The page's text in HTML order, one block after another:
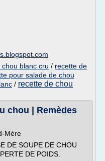
blanc cru / recette de
pour salade de chou
/ recette de chou
chou | Remèdes
Mère
DE SOUPE DE CHOU
DE POIDS.